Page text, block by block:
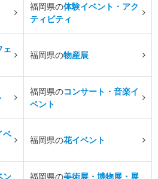
福岡県の体験イベント・アク
ティビティ
ェ
福岡県の物産展
福岡県のコンサート・音楽イ
ベント
ベ
福岡県の花イベント
ン 福岡県の美術展・博物展・展